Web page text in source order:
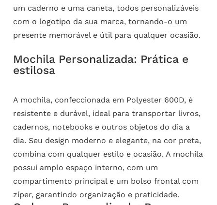
um caderno e uma caneta, todos personalizáveis
com o logotipo da sua marca, tornando-o um
presente memorável e útil para qualquer ocasião.
Mochila Personalizada: Prática e
estilosa
A mochila, confeccionada em Polyester 600D, é
resistente e durável, ideal para transportar livros,
cadernos, notebooks e outros objetos do dia a
dia. Seu design moderno e elegante, na cor preta,
combina com qualquer estilo e ocasião. A mochila
possui amplo espaço interno, com um
compartimento principal e um bolso frontal com
zíper, garantindo organização e praticidade.